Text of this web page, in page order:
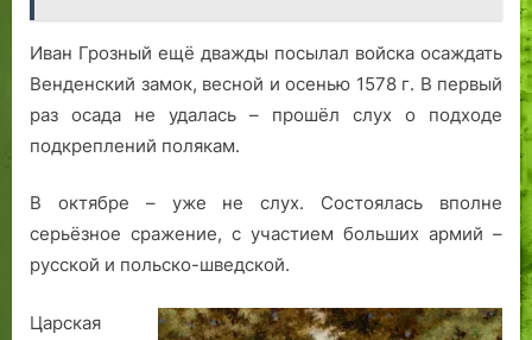
Иван Грозный ещё дважды посылал войска осаждать
Венденский замок, весной и осенью 1578 г. В первый
раз осада не удалась – прошёл слух о подходе
подкреплений полякам.
В октябре – уже не слух. Состоялась вполне
серьёзное сражение, с участием больших армий –
русской и польско-шведской.
Царская